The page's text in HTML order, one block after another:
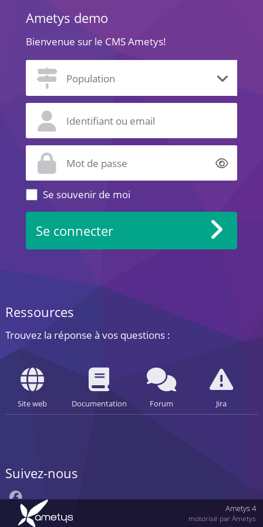
Ametys 4
motorisé par Ametys
Ametys demo
Bienvenue sur le CMS Ametys!
Se souvenir de moi
Se connecter
Ressources
Trouvez la réponse à vos questions :
Site web Documentation Forum Jira
Suivez-nous